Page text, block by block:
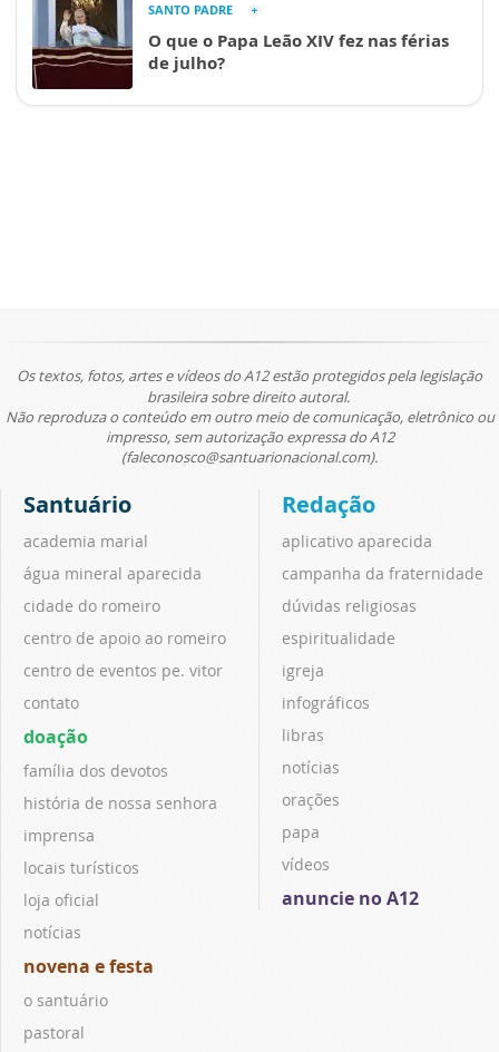
SANTO PADRE
O que o Papa Leão XIV fez nas férias
de julho?
Os textos, fotos, artes e vídeos do A12 estão protegidos pela legislação
brasileira sobre direito autoral.
Não reproduza o conteúdo em outro meio de comunicação, eletrônico ou
impresso, sem autorização expressa do A12
(faleconosco@santuarionacional.com).
Santuário
academia marial
água mineral aparecida
cidade do romeiro
centro de apoio ao romeiro
centro de eventos pe. vitor
contato
doação
família dos devotos
história de nossa senhora
imprensa
locais turísticos
loja oficial
notícias
novena e festa
o santuário
pastoral
Redação
aplicativo aparecida
campanha da fraternidade
dúvidas religiosas
espiritualidade
igreja
infográficos
libras
notícias
orações
papa
vídeos
anuncie no A12